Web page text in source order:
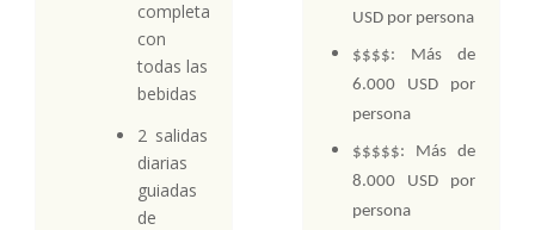
completa
con
todas las
bebidas
2 salidas
diarias
guiadas
de
USD por persona
$$$$: Más de
6.000 USD por
persona
$$$$$: Más de
8.000 USD por
persona